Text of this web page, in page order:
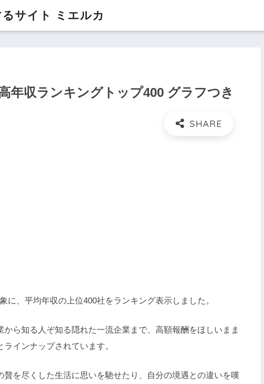
サイト ミエルカ
年収ランキングトップ400 グラフつき
に、平均年収の上位400社をランキング表示しました。
ら知る人ぞ知る隠れた一流企業まで、高額報酬をほしいまま
インナップされています。
贅を尽くした生活に思いを馳せたり、自分の境遇との違いを嘆